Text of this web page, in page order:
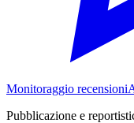
Monitoraggio recensioni
Pubblicazione e